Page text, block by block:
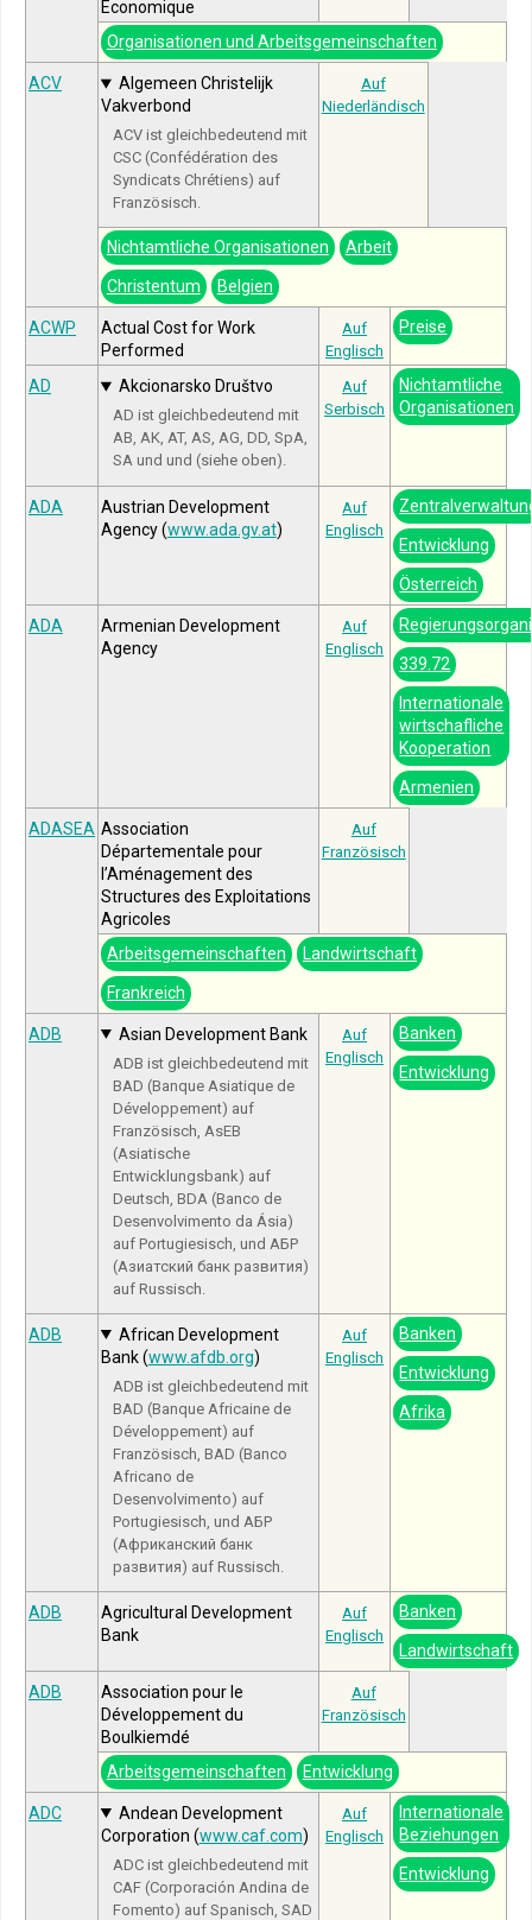
Économique
Organisationen und Arbeitsgemeinschaften
ACV
Algemeen Christelijk
Vakverbond
ACV ist gleichbedeutend mit
CSC (Confédération des
Syndicats Chrétiens) auf
Französisch.
Auf
Niederländisch
Nichtamtliche Organisationen Arbeit
Christentum Belgien
ACWP
Actual Cost for Work
Performed
Auf
Englisch
Preise
AD Akcionarsko Društvo
AD ist gleichbedeutend mit
AB, AK, AT, AS, AG, DD, SpA,
SA und und (siehe oben).
Auf
Serbisch
Nichtamtliche
Organisationen
ADA
Austrian Development
Agency (www.ada.gv.at)
Auf
Englisch
Entwicklung
Österreich
ADA
Armenian Development
Agency
Auf
Englisch
339.72
Internationale
wirtschafliche
Kooperation
Armenien
ADASEA Association
Départementale pour
l’Aménagement des
Structures des Exploitations
Agricoles
Auf
Französisch
Arbeitsgemeinschaften Landwirtschaft
Frankreich
ADB Asian Development Bank
ADB ist gleichbedeutend mit
BAD (Banque Asiatique de
Développement) auf
Französisch, AsEB
(Asiatische
Entwicklungsbank) auf
Deutsch, BDA (Banco de
Desenvolvimento da Ásia)
auf Portugiesisch, und АБР
(Азиатский банк развития)
auf Russisch.
Auf
Englisch
Banken
Entwicklung
ADB
African Development
Bank (www.afdb.org)
ADB ist gleichbedeutend mit
BAD (Banque Africaine de
Développement) auf
Französisch, BAD (Banco
Africano de
Desenvolvimento) auf
Portugiesisch, und АБР
(Африканский банк
развития) auf Russisch.
Auf
Englisch
Banken
Entwicklung
Afrika
ADB
Agricultural Development
Bank
Auf
Englisch
Banken
Landwirtschaft
ADB
Association pour le
Développement du
Boulkiemdé
Auf
Französisch
Arbeitsgemeinschaften Entwicklung
ADC
Andean Development
Corporation (www.caf.com)
ADC ist gleichbedeutend mit
CAF (Corporación Andina de
Fomento) auf Spanisch, SAD
Auf
Englisch
Internationale
Beziehungen
Entwicklung